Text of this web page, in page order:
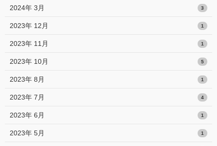
2024年 3月 3
2023年 12月 1
2023年 11月 1
2023年 10月 5
2023年 8月 1
2023年 7月 4
2023年 6月 1
2023年 5月 1